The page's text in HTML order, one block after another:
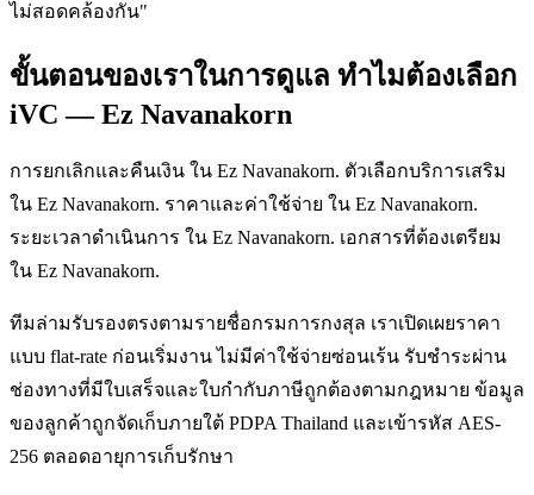
ไม่สอดคล้องกัน"
ขั้นตอนของเราในการดูแล ทำไมต้องเลือก
iVC — Ez Navanakorn
การยกเลิกและคืนเงิน ใน Ez Navanakorn. ตัวเลือกบริการเสริม
ใน Ez Navanakorn. ราคาและค่าใช้จ่าย ใน Ez Navanakorn.
ระยะเวลาดำเนินการ ใน Ez Navanakorn. เอกสารที่ต้องเตรียม
ใน Ez Navanakorn.
ทีมล่ามรับรองตรงตามรายชื่อกรมการกงสุล เราเปิดเผยราคา
แบบ flat-rate ก่อนเริ่มงาน ไม่มีค่าใช้จ่ายซ่อนเร้น รับชำระผ่าน
ช่องทางที่มีใบเสร็จและใบกำกับภาษีถูกต้องตามกฎหมาย ข้อมูล
ของลูกค้าถูกจัดเก็บภายใต้ PDPA Thailand และเข้ารหัส AES-
256 ตลอดอายุการเก็บรักษา